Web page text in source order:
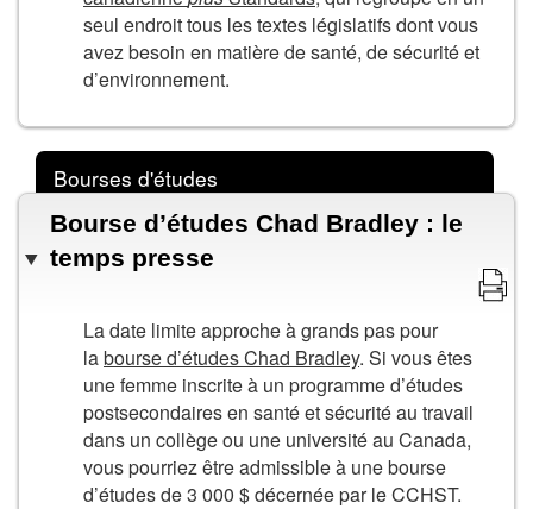
seul endroit tous les textes législatifs dont vous
avez besoin en matière de santé, de sécurité et
d’environnement.
Bourses d'études
Bourse d’études Chad Bradley : le
temps presse
La date limite approche à grands pas pour
labourse d’études Chad Bradley. Si vous êtes
une femme inscrite à un programme d’études
postsecondaires en santé et sécurité au travail
dans un collège ou une université au Canada,
vous pourriez être admissible à une bourse
d’études de 3 000 $ décernée par le CCHST.